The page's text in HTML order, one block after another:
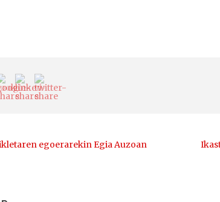
egoerarekin Egia Auzoan